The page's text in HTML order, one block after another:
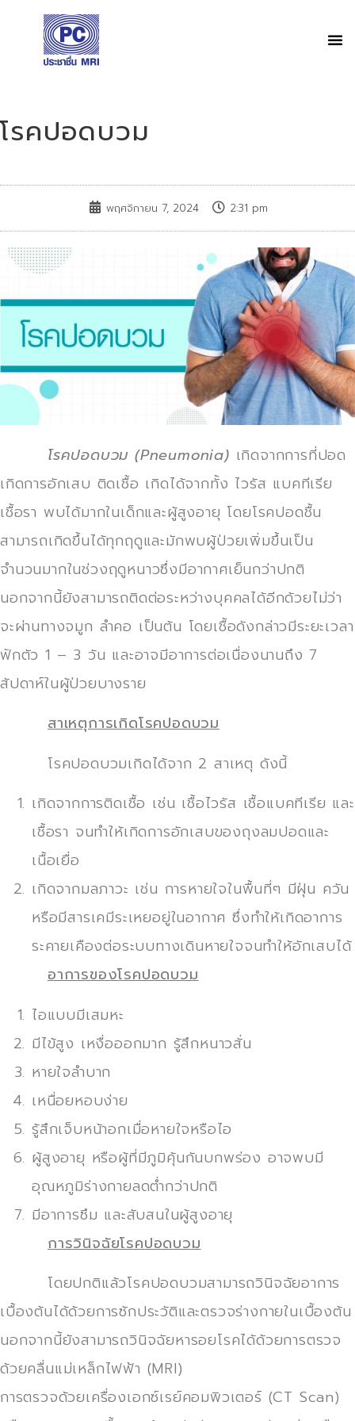
โรคปอดบวม
พฤศจิกายน 7, 2024 2:31 pm
โรคปอดบวม (Pneumonia) เกิดจากการที่ปอด
เกิดการอักเสบ ติดเชื้อ เกิดได้จากทั้ง ไวรัส แบคทีเรีย
เชื้อรา พบได้มากในเด็กและผู้สูงอายุ โดยโรคปอดชื้น
สามารถเกิดขึ้นได้ทุกฤดูและมักพบผู้ป่วยเพิ่มขึ้นเป็น
จำนวนมากในช่วงฤดูหนาวซึ่งมีอากาศเย็นกว่าปกติ
นอกจากนี้ยังสามารถติดต่อระหว่างบุคคลได้อีกด้วยไม่ว่า
จะผ่านทางจมูก ลำคอ เป็นต้น โดยเชื้อดังกล่าวมีระยะเวลา
ฟักตัว 1 – 3 วัน และอาจมีอาการต่อเนื่องนานถึง 7
สัปดาห์ในผู้ป่วยบางราย
สาเหตุการเกิดโรคปอดบวม
โรคปอดบวมเกิดได้จาก 2 สาเหตุ ดังนี้
เกิดจากการติดเชื้อ เช่น เชื้อไวรัส เชื้อแบคทีเรีย และ
เชื้อรา จนทำให้เกิดการอักเสบของถุงลมปอดและ
เนื้อเยื่อ
เกิดจากมลภาวะ เช่น การหายใจในพื้นที่ๆ มีฝุ่น ควัน
หรือมีสารเคมีระเหยอยู่ในอากาศ ซึ่งทำให้เกิดอาการ
ระคายเคืองต่อระบบทางเดินหายใจจนทำให้อักเสบได้
อาการของโรคปอดบวม
ไอแบบมีเสมหะ
มีไข้สูง เหงื่อออกมาก รู้สึกหนาวสั่น
หายใจลำบาก
เหนื่อยหอบง่าย
รู้สึกเจ็บหน้าอกเมื่อหายใจหรือไอ
ผู้สูงอายุ หรือผู้ที่มีภูมิคุ้นกันบกพร่อง อาจพบมี
อุณหภูมิร่างกายลดต่ำกว่าปกติ
มีอาการซึม และสับสนในผู้สูงอายุ
การวินิจฉัยโรคปอดบวม
โดยปกติแล้วโรคปอดบวมสามารถวินิจฉัยอาการ
เบื้องต้นได้ด้วยการซักประวัติและตรวจร่างกายในเบื้องต้น
นอกจากนี้ยังสามารถวินิจฉัยหารอยโรคได้ด้วยการตรวจ
ด้วยคลื่นแม่เหล็กไฟฟ้า (MRI)
การตรวจด้วยเครื่องเอกซ์เรย์คอมพิวเตอร์ (CT Scan)